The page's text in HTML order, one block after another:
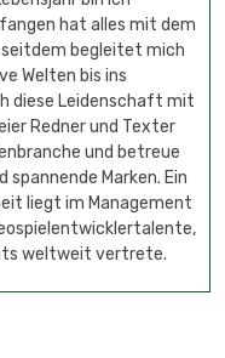
hat alles mit dem
begleitet mich
Welten bis ins
diese Leidenschaft mit
Redner und Texter
und betreue
Marken. Ein
liegt im Management
weltweit vertrete.